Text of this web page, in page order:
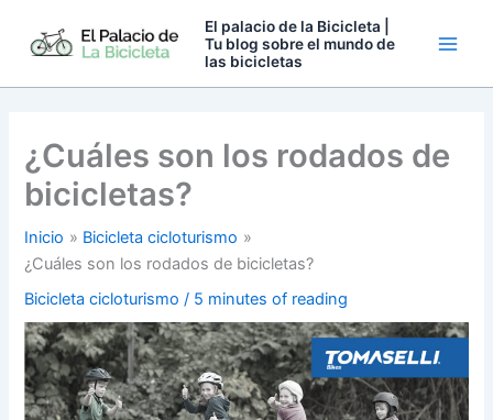
El palacio de la Bicicleta |
Tu blog sobre el mundo de
las bicicletas
¿Cuáles son los rodados de
bicicletas?
Inicio
Bicicleta cicloturismo
¿Cuáles son los rodados de bicicletas?
Bicicleta cicloturismo / 5 minutes of reading